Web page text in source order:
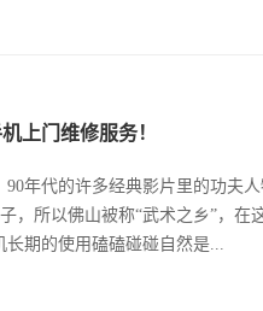
上门维修服务！
年代的许多经典影片里的功夫
，所以佛山被称“武术之乡”，在
期的使用磕磕碰碰自然是...